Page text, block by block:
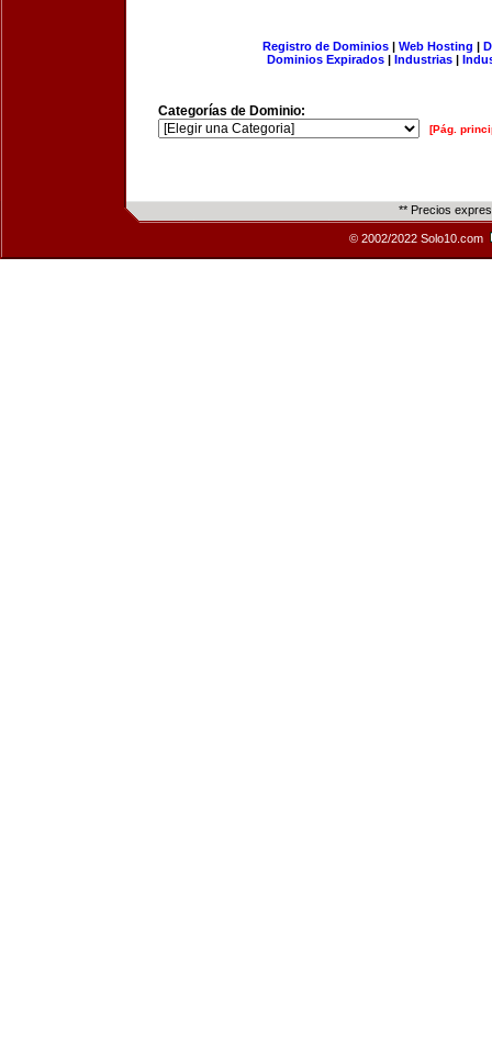
Registro de Dominios| Web Hosting |
Dominios Expirados | Industrias |
Categorías de Dominio:
[Pág.
** Precios
© 2002/2022 Solo10.com